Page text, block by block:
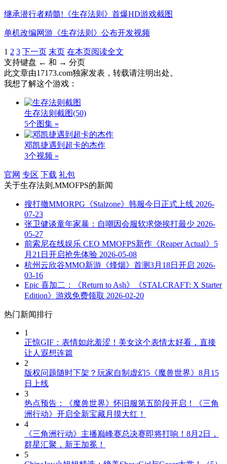
继承潜行者精髓!《生存法则》首爆HD游戏截图
单机改编网游《生存法则》公布开发视频
1 2 3 下一页 末页 在本页阅读全文
支持键盘 ← 和 → 分页
此文章由17173.com独家发表，转载请注明出处。
我想了解这个游戏：
生存法则截图(50)
5个图集 »
邓凯捷遇到超卡的杰作
3个视频 »
官网 专区 下载 礼包
关于生存法则,MMOFPS的新闻
搜打撤MMORPG《Stalzone》韩服今日正式上线 2026-
07-23
张卫健谈童年家暴：自嘲因会服软求饶挨打最少 2026-
05-27
前索尼在线娱乐 CEO MMOFPS新作《Reaper Actual》5
月21日开启抢先体验 2026-05-08
杭州云欣谷MMO新游《烽烟》首测3月18日开启 2026-
03-16
Epic 喜加二：《Return to Ash》《STALCRAFT: X Starter
Edition》游戏免费领取 2026-02-20
热门新闻排行
1
正惊GIF：表情如此羞涩！美女这个表情太好看，直接
让人遐想连篇
2
版权问题随时下架？玩家自制虚幻5《魔兽世界》8月15
日上线
3
热点预告：《魔兽世界》怀旧服第五阶段开启！《三角
洲行动》开启全新宝藏月摸大红！
4
《三角洲行动》主播巅峰赛总决赛即将打响！8月2日，
群星汇聚，新王加冕！
5